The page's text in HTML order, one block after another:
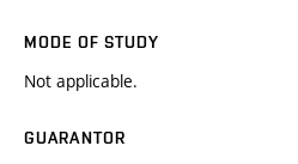
MODE OF STUDY
Not applicable.
GUARANTOR